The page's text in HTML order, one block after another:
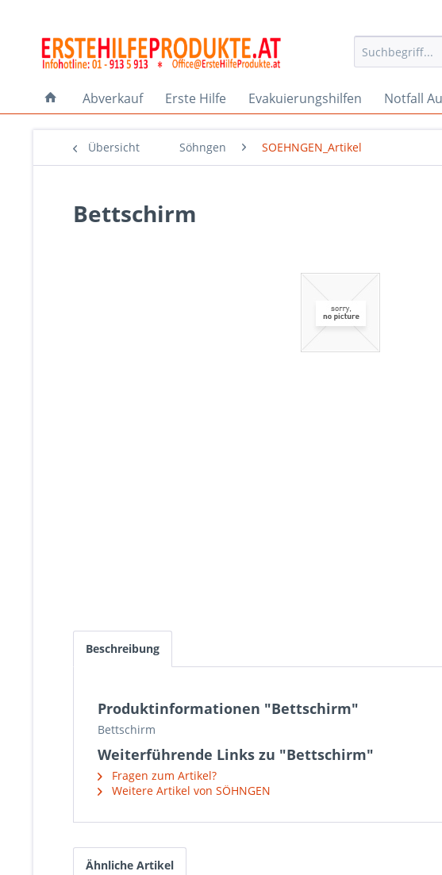
Abverkauf Erste Hilfe Evakuierungshilfen Notfall
Übersicht Söhngen SOEHNGEN_Artikel
Bettschirm
Beschreibung
Produktinformationen "Bettschirm"
Bettschirm
Weiterführende Links zu "Bettschirm"
Fragen zum Artikel?
Weitere Artikel von SÖHNGEN
Ähnliche Artikel